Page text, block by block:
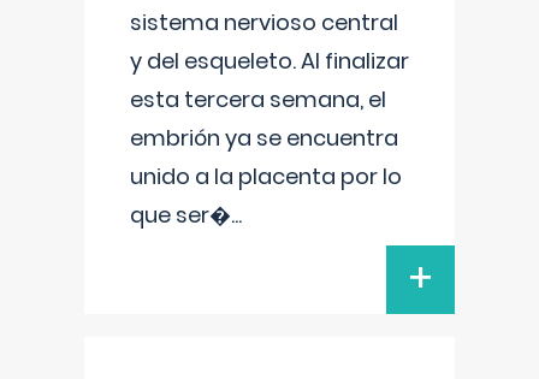
sistema nervioso central
y del esqueleto. Al finalizar
esta tercera semana, el
embrión ya se encuentra
unido a la placenta por lo
que ser�...
+